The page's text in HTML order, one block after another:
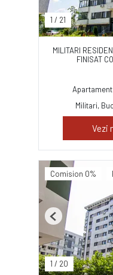
1 / 21
MILITARI
FINISAT
Militari,
Vezi
Comision 0%
1 / 20
Previous